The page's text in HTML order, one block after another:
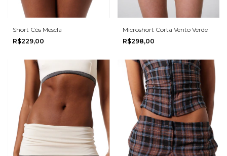
Short Cós Mescla
R$229,00
Microshort Corta Vento Verde
R$298,00